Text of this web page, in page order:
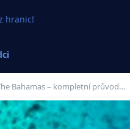
hranic!
Bahamas – kompletní průvod…